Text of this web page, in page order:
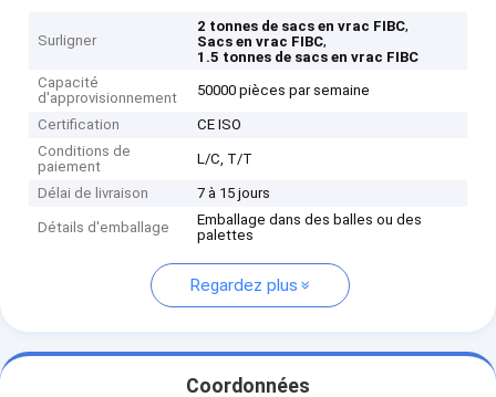
Surligner
2 tonnes de sacs en vrac FIBC,
Sacs en vrac FIBC,
1.5 tonnes de sacs en vrac FIBC
Capacité
d'approvisionnement
50000 pièces par semaine
Certification
CE ISO
Conditions de
paiement
L/C, T/T
Délai de livraison 7 à 15 jours
Détails d'emballage
Emballage dans des balles ou des
palettes
Regardez plus
Coordonnées